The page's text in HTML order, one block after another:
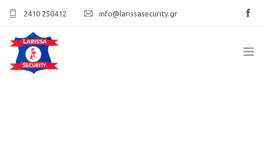
2410 250412 info@larissasecurity.gr